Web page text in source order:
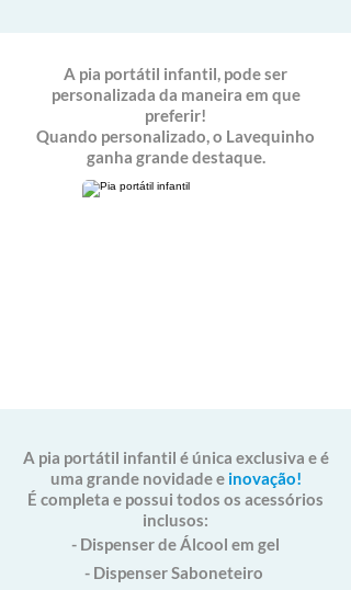
A pia portátil infantil, pode ser
personalizada da maneira em que
preferir!
Quando personalizado, o Lavequinho
ganha grande destaque.
A pia portátil infantil é única exclusiva e é
uma grande novidade e inovação!
É completa e possui todos os acessórios
inclusos:
- Dispenser de Álcool em gel
- Dispenser Saboneteiro